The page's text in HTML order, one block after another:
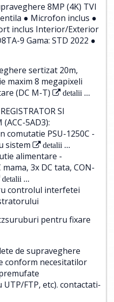
8MP (4K) TVI
● Microfon inclus ●
inclus Interior/Exterior
9 Gama: STD 2022 ●
sertizat 20m,
maxim 8 megapixeli
(DC M-T)
detalii ...
SI
(ACC-5AD3):
comutatie PSU-1250C -
sistem
detalii ...
alimentare -
3x DC tata, CON-
detalii ...
controlul interfetei
pentru fixare
de supraveghere
conform necesitatilor
FTP, etc). contactati-